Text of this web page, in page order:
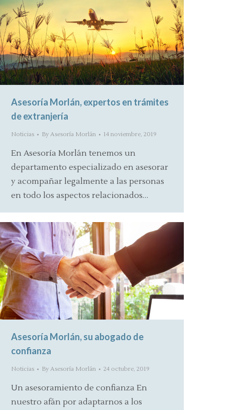
Asesoría Morlán, expertos en trámites
de extranjería
Noticias By Asesoría Morlán 14 noviembre, 2019
En Asesoría Morlán tenemos un
departamento especializado en asesorar
y acompañar legalmente a las personas
en todo los aspectos relacionados…
Asesoría Morlán, su abogado de
confianza
Noticias By Asesoría Morlán 24 octubre, 2019
Un asesoramiento de confianza En
nuestro afán por adaptarnos a los